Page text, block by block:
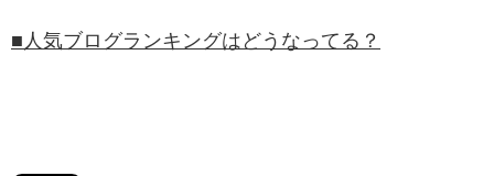
■人気ブログランキングはどうなってる？